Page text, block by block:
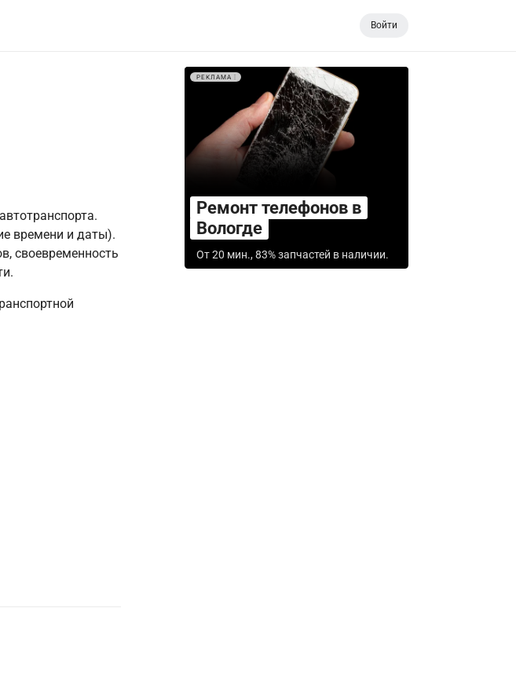
Войти
времени и даты).
своевременность
РЕКЛАМА
Ремонт телефонов в
Вологде
От 20 мин., 83% запчастей в наличии.